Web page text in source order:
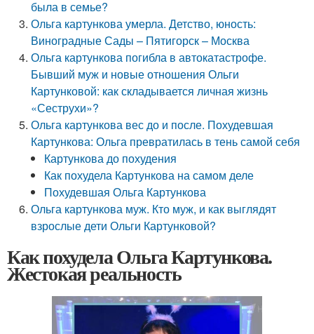
была в семье?
Ольга картункова умерла. Детство, юность:
Виноградные Сады – Пятигорск – Москва
Ольга картункова погибла в автокатастрофе.
Бывший муж и новые отношения Ольги
Картунковой: как складывается личная жизнь
«Сеструхи»?
Ольга картункова вес до и после. Похудевшая
Картункова: Ольга превратилась в тень самой себя
Картункова до похудения
Как похудела Картункова на самом деле
Похудевшая Ольга Картункова
Ольга картункова муж. Кто муж, и как выглядят
взрослые дети Ольги Картунковой?
Как похудела Ольга Картункова.
Жестокая реальность